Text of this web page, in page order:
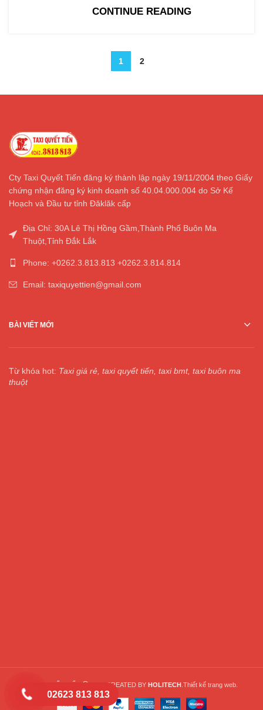
CONTINUE READING
1 2
Cty Taxi Quyết Tiến đăng ký thành lập ngày 19/11/2004 theo Giấy
chứng nhận đăng ký kinh doanh số 40.04.000.004 do Sở Kế
Hoạch và Đầu tư tỉnh Đăklăk cấp
Địa Chỉ: 30A Lê Thị Hồng Gầm,Thành Phố Buôn Ma
Thuột,Tỉnh Đắk Lắk
Phone: +0262.3.813.813 +0262.3.814.814
Email: taxiquyettien@gmail.com
BÀI VIẾT MỚI
Từ khóa hot: Taxi giá rẻ, taxi quyết tiến, taxi bmt, taxi buôn ma
thuột
2022 CREATED BY HOLITECH.Thiết kế trang web.
02623 813 813